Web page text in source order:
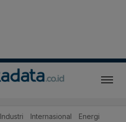
Industri Internasional Energi